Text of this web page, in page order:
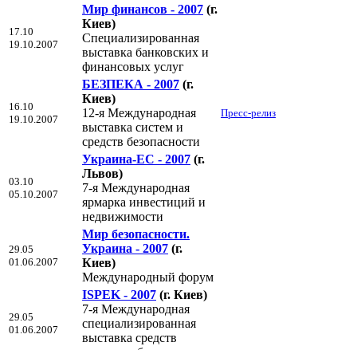
17.10
19.10.2007
Мир финансов - 2007 (г.
Киев)
Специализированная
выставка банковских и
финансовых услуг
16.10
19.10.2007
БЕЗПЕКА - 2007 (г.
Киев)
12-я Международная
выставка систем и
средств безопасности
Пресс-релиз
03.10
05.10.2007
Украина-ЕС - 2007 (г.
Львов)
7-я Международная
ярмарка инвестиций и
недвижимости
29.05
01.06.2007
Мир безопаснoсти.
Украина - 2007 (г.
Киев)
Международный форум
29.05
01.06.2007
ISPEK - 2007 (г. Киев)
7-я Международная
специализированная
выставка средств